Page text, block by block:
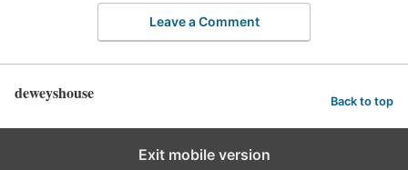
Leave a Comment
deweyshouse Back to top
Exit mobile version